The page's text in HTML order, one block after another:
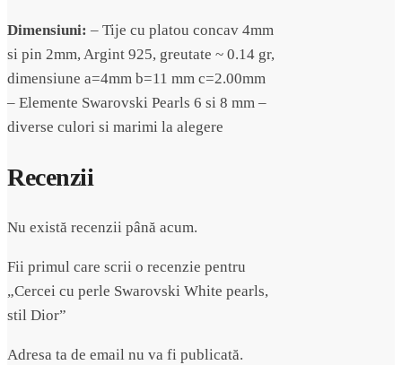
Dimensiuni: – Tije cu platou concav 4mm
si pin 2mm, Argint 925, greutate ~ 0.14 gr,
dimensiune a=4mm b=11 mm c=2.00mm
– Elemente Swarovski Pearls 6 si 8 mm –
diverse culori si marimi la alegere
Recenzii
Nu există recenzii până acum.
Fii primul care scrii o recenzie pentru
„Cercei cu perle Swarovski White pearls,
stil Dior”
Adresa ta de email nu va fi publicată.